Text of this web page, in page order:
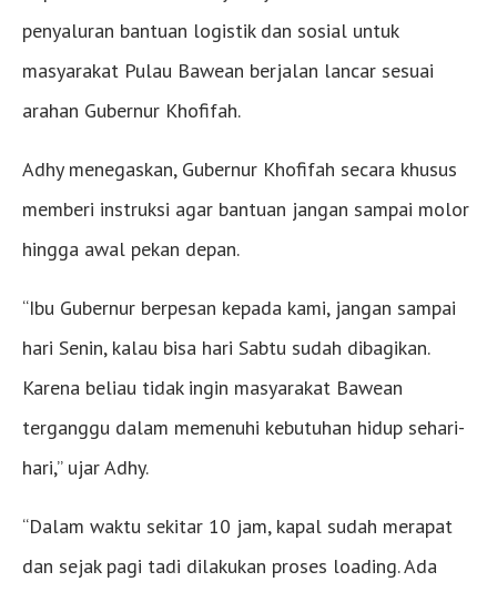
penyaluran bantuan logistik dan sosial untuk
masyarakat Pulau Bawean berjalan lancar sesuai
arahan Gubernur Khofifah.
Adhy menegaskan, Gubernur Khofifah secara khusus
memberi instruksi agar bantuan jangan sampai molor
hingga awal pekan depan.
“Ibu Gubernur berpesan kepada kami, jangan sampai
hari Senin, kalau bisa hari Sabtu sudah dibagikan.
Karena beliau tidak ingin masyarakat Bawean
terganggu dalam memenuhi kebutuhan hidup sehari-
hari,” ujar Adhy.
“Dalam waktu sekitar 10 jam, kapal sudah merapat
dan sejak pagi tadi dilakukan proses loading. Ada